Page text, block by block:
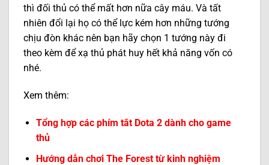
thì đối thủ có thể mất hơn nữa cây máu. Và tất
nhiên đổi lại họ có thể lực kém hơn những tướng
chịu đòn khác nên bạn hãy chọn 1 tướng này đi
theo kèm để xạ thủ phát huy hết khả năng vốn có
nhé.
Xem thêm:
Tổng hợp các phím tắt Dota 2 dành cho game
thủ
Hướng dẫn chơi The Forest từ kinh nghiệm